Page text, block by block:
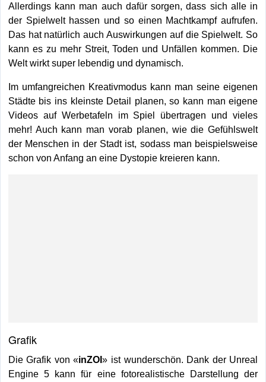
Allerdings kann man auch dafür sorgen, dass sich alle in
der Spielwelt hassen und so einen Machtkampf aufrufen.
Das hat natürlich auch Auswirkungen auf die Spielwelt. So
kann es zu mehr Streit, Toden und Unfällen kommen. Die
Welt wirkt super lebendig und dynamisch.
Im umfangreichen Kreativmodus kann man seine eigenen
Städte bis ins kleinste Detail planen, so kann man eigene
Videos auf Werbetafeln im Spiel übertragen und vieles
mehr! Auch kann man vorab planen, wie die Gefühlswelt
der Menschen in der Stadt ist, sodass man beispielsweise
schon von Anfang an eine Dystopie kreieren kann.
Grafik
Die Grafik von «inZOI» ist wunderschön. Dank der Unreal
Engine 5 kann für eine fotorealistische Darstellung der